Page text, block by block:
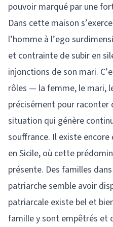
pouvoir marqué par une
Dans cette maison
l’homme à l’ego
et contrainte de subir en
injonctions de son mari.
rôles — la femme, le mari,
précisément pour raconter
situation qui génère
souffrance. Il existe
en Sicile, où cette
présente. Des familles
patriarche semble avoir
patriarcale existe bel et
famille y sont empêtrés et